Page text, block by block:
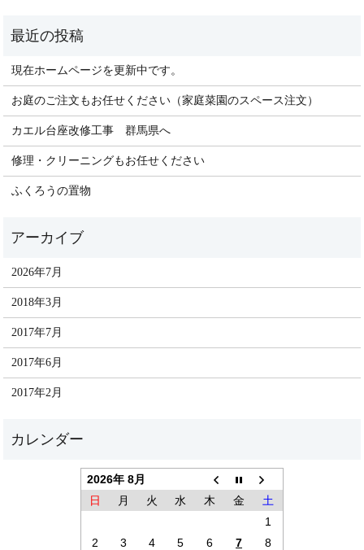
現在ホームページを更新中です。
お庭のご注文もお任せください（家庭菜園のスペース注文）
カエル台座改修工事 群馬県へ
修理・クリーニングもお任せください
ふくろうの置物
2026年7月
2018年3月
2017年7月
2017年6月
2017年2月
2026年 8月
日
月 火 水 木 金
土
1
2
3 4 5 6 7
8